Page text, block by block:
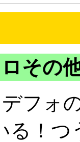
ロその
フォ
る！